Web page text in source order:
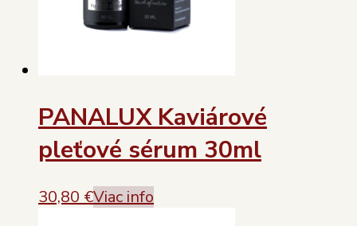
PANALUX Kaviárové
pleťové sérum 30ml
30,80 €Viac info